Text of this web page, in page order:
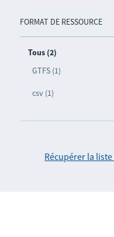
FORMAT DE RESSOURCE
Tous (2)
GTFS (1)
csv (1)
Récupérer la